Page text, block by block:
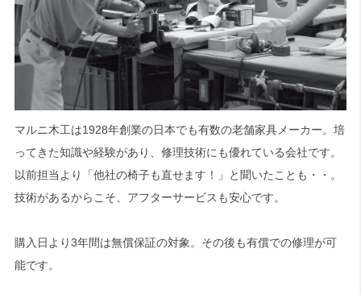
マルニ木工は1928年創業の日本でも有数の老舗家具メーカー。培
ってきた知識や経験があり、修理技術にも優れている会社です。
以前担当より「他社の椅子も直せます！」と聞いたことも・・。
技術があるからこそ、アフターサービスも安心です。
購入日より3年間は無償保証の対象。その後も有償での修理が可
能です。